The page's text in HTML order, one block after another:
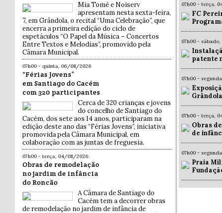
Mia Tomé e Noiserv
apresentam nesta sexta-feira,
7, em Grândola, o recital “Uma Celebração”, que
encerra a primeira edição do ciclo de
espetáculos “O Papel da Música – Concertos
Entre Textos e Melodias”, promovido pela
Câmara Municipal.
07h00 - quinta, 06/08/2026
“Férias Jovens”
em Santiago do Cacém
com 320 participantes
Cerca de 320 crianças e jovens
do concelho de Santiago do
Cacém, dos sete aos 14 anos, participaram na
edição deste ano das “Férias Jovens”, iniciativa
promovida pela Câmara Municipal, em
colaboração com as juntas de freguesia.
07h00 - terça, 04/08/2026
Obras de remodelação
no jardim de infância
do Roncão
A Câmara de Santiago do
Cacém tem a decorrer obras
de remodelação no jardim de infância de
07h00 - terça,
FC
07h00 -
patente
07h00 -
07h00 - terça,
Obras
de
07h00 -
Praia